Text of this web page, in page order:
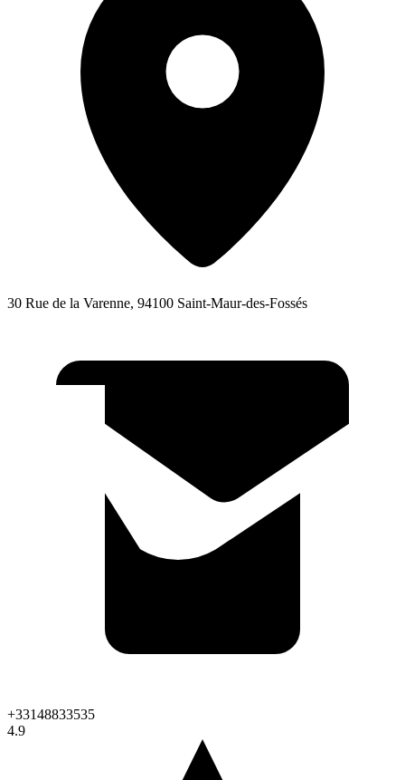
30 Rue de la Varenne, 94100 Saint-Maur-des-Fossés
+33148833535
4.9